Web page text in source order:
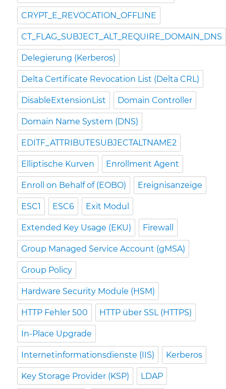
CRYPT_E_REVOCATION_OFFLINE
CT_FLAG_SUBJECT_ALT_REQUIRE_DOMAIN_DNS
Delegierung (Kerberos)
Delta Certificate Revocation List (Delta CRL)
DisableExtensionList Domain Controller
Domain Name System (DNS)
EDITF_ATTRIBUTESUBJECTALTNAME2
Elliptische Kurven Enrollment Agent
Enroll on Behalf of (EOBO) Ereignisanzeige
ESC1 ESC6 Exit Modul
Extended Key Usage (EKU) Firewall
Group Managed Service Account (gMSA)
Group Policy
Hardware Security Module (HSM)
HTTP Fehler 500 HTTP über SSL (HTTPS)
In-Place Upgrade
Internetinformationsdienste (IIS) Kerberos
Key Storage Provider (KSP) LDAP